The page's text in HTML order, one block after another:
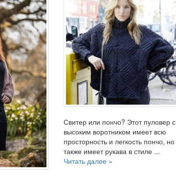
Свитер или пончо? Этот пуловер с
высоким воротником имеет всю
просторность и легкость пончо, но
также имеет рукава в стиле ...
Читать далее »